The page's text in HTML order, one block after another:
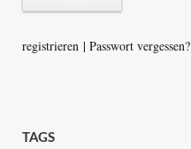
registrieren | Passwort vergessen?
TAGS